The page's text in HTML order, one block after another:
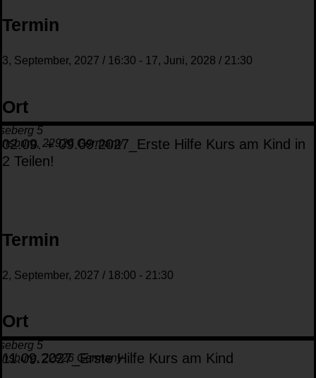
Termin
3, September, 2027 / 16:30 - 17, Juni, 2028 / 21:30
Ort
5
, 22926 Germany
02.09. + 09.09.2027_Erste Hilfe Kurs am Kind in
2 Teilen!
Termin
2, September, 2027 / 18:00 - 21:30
Ort
5
, 22926 Germany
11.09.2027_Erste Hilfe Kurs am Kind